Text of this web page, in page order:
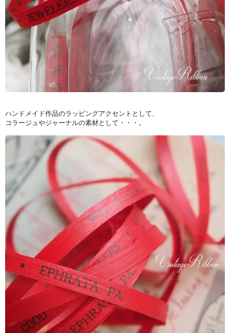
ハンドメイド作品のラッピングアクセントとして、
コラージュやジャーナルの素材として・・・。